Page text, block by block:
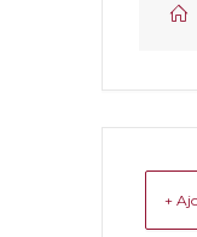
+